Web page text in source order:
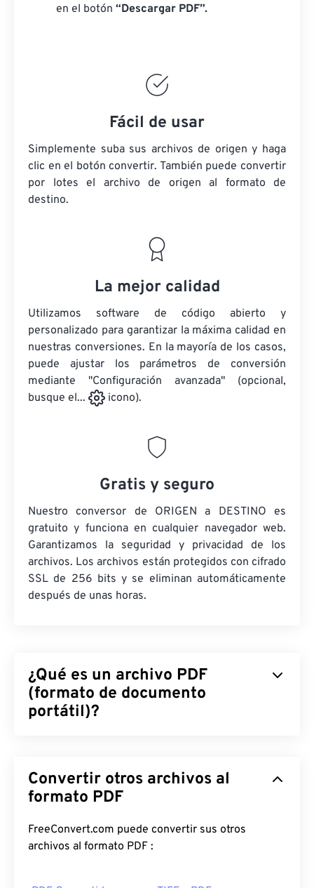
en el botón “Descargar PDF”.
Fácil de usar
Simplemente suba sus archivos de origen y haga
clic en el botón convertir. También puede convertir
por lotes el archivo de origen al formato de
destino.
La mejor calidad
Utilizamos software de código abierto y
personalizado para garantizar la máxima calidad en
nuestras conversiones. En la mayoría de los casos,
puede ajustar los parámetros de conversión
mediante "Configuración avanzada" (opcional,
busque el...
icono).
Gratis y seguro
Nuestro conversor de ORIGEN a DESTINO es
gratuito y funciona en cualquier navegador web.
Garantizamos la seguridad y privacidad de los
archivos. Los archivos están protegidos con cifrado
SSL de 256 bits y se eliminan automáticamente
después de unas horas.
¿Qué es un archivo PDF
(formato de documento
portátil)?
características tanto de documentos de texto
como de imágenes gráficas, lo que lo convierte en
actualidad. La razón de su popularidad radica en
que conserva el formato original del documento.
Convertir otros archivos al
formato PDF
FreeConvert.com puede convertir sus otros
archivos al formato PDF :